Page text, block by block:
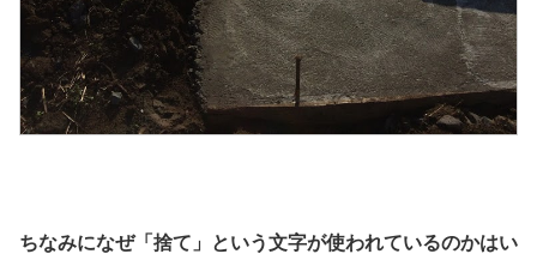
ちなみになぜ「捨て」という文字が使われているのかはい